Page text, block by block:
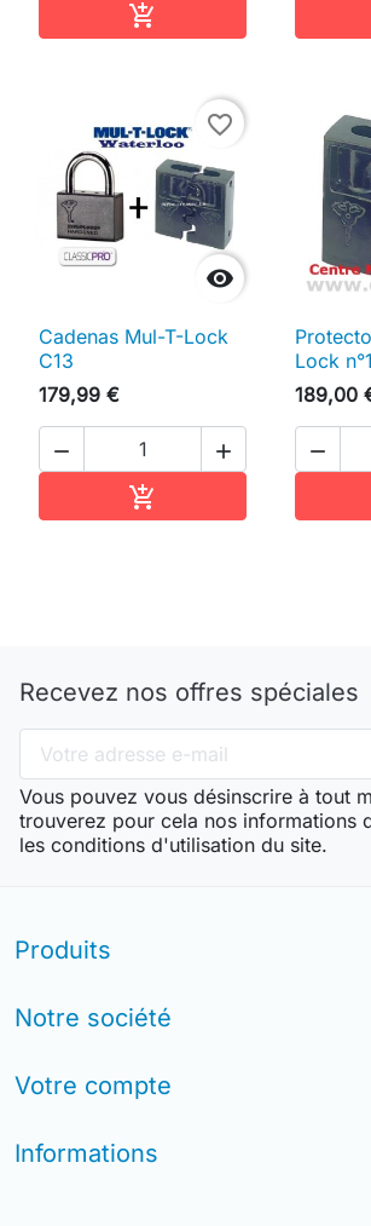


favorite_border
Cadenas Mul-T-Lock
C13
179,99 €
 

Lock
189,00

Recevez nos offres spéciales
Vous pouvez vous désinscrire à tout
trouverez pour cela nos informations
les conditions d'utilisation du site.
Produits
Notre société
Votre compte
Informations